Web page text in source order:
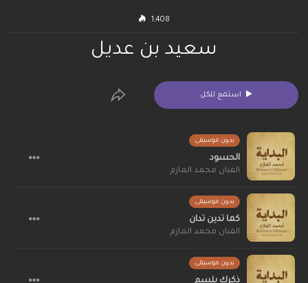
1,408
سعيد بن عديل
استمع للكل
بدون موسيقى
الحسود
الفنان محمد المازم
بدون موسيقى
كما تدين تدان
الفنان محمد المازم
بدون موسيقى
ذكرك بلسم